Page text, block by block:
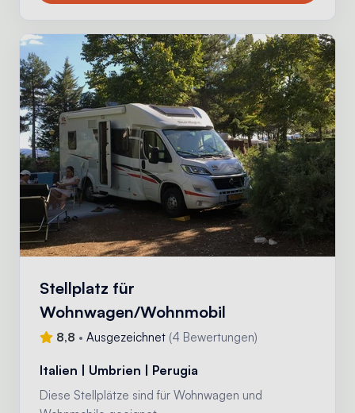
Stellplatz für
Wohnwagen/Wohnmobil
8,8 • Ausgezeichnet (4 Bewertungen)
Italien | Umbrien | Perugia
Diese Stellplätze sind für Wohnwagen und